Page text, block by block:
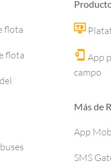
flota
flota
App
campo
Más de
App
SMS